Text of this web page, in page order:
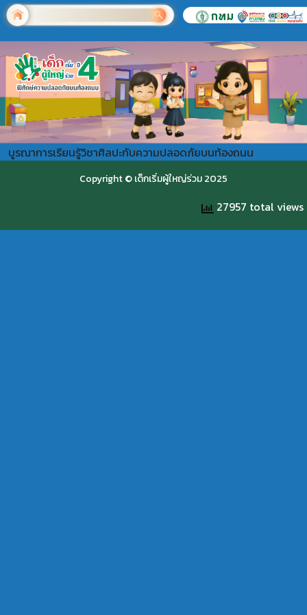
บูรณาการเรียนรู้วิชาศิลปะกับความปลอดภัยบนท้องถนน
Copyright © เด็กเริ่มผู้ใหญ่ร่วม 2025
27957 total views